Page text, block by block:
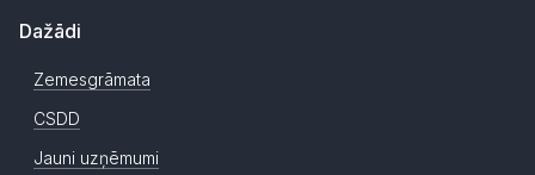
Dažādi
Zemesgrāmata
CSDD
Jauni uzņēmumi